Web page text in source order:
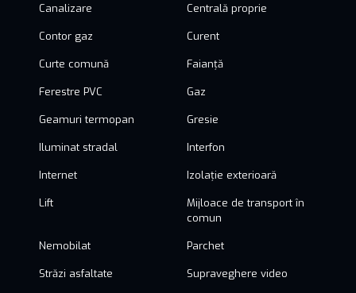
Canalizare Centrală proprie
Contor gaz Curent
Curte comună Faianță
Ferestre PVC Gaz
Geamuri termopan Gresie
Iluminat stradal Interfon
Internet Izolație exterioară
Lift
Mijloace de transport în
comun
Nemobilat Parchet
Străzi asfaltate Supraveghere video